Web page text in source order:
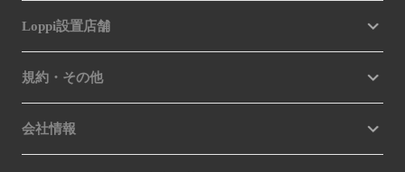
Loppi設置店舗
規約・その他
会社情報